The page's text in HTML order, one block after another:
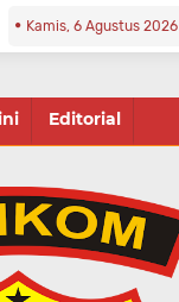
Kamis, 6 Agustus 2026
Editorial